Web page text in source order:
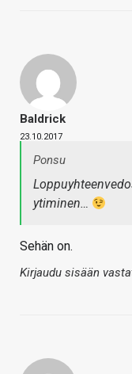
Baldrick
23.10.2017
Ponsu
ytiminen…
Sehän on.
Kirjaudu sisään